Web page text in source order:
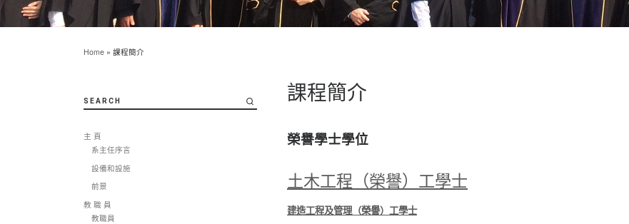
Home » 課程簡介
課程簡介
榮譽學士學位
土木工程（榮譽）工學士
建造工程及管理（榮譽）工學士
SEARCH
主 頁
系主任序言
設備和設施
前景
教 職 員
教職員